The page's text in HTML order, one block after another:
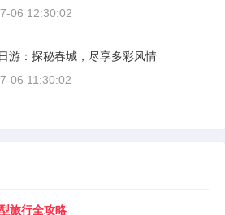
06 12:30:02
游：探秘春城，尽享多彩风情
06 11:30:02
旅行全攻略